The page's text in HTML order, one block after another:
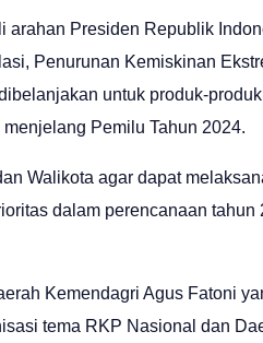
arahan Presiden Republik
Penurunan Kemiskinan
untuk produk-
Pemilu Tahun 2024.
Walikota agar dapat
dalam perencanaan tahun
Kemendagri Agus Fatoni
tema RKP Nasional dan